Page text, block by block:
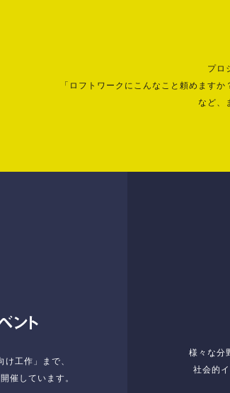
プロ
「ロフトワークにこんなこと頼めます
など、
ント
工作」まで、
催しています。
様々な分
社会的